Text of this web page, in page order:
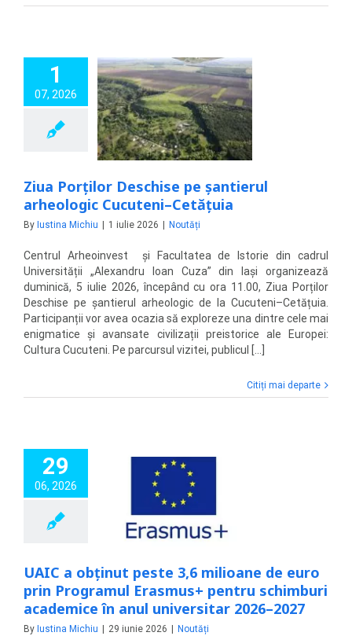
1
07, 2026
Deschise pe
arheologic
Ziua Porților Deschise pe șantierul
arheologic Cucuteni–Cetățuia
By Iustina Michiu | 1 iulie 2026 | Noutăți
Centrul Arheoinvest și Facultatea de Istorie din cadrul
Universității „Alexandru Ioan Cuza” din Iași organizează
duminică, 5 iulie 2026, începând cu ora 11.00, Ziua Porților
Deschise pe șantierul arheologic de la Cucuteni–Cetățuia.
Participanții vor avea ocazia să exploreze una dintre cele mai
enigmatice și avansate civilizații preistorice ale Europei:
Cultura Cucuteni. Pe parcursul vizitei, publicul [...]
Citiți mai departe
29
06, 2026
peste 3,6
de euro prin
Erasmus+
schimburi
în anul
UAIC a obținut peste 3,6 milioane de euro
prin Programul Erasmus+ pentru schimburi
academice în anul universitar 2026–2027
By Iustina Michiu 29 iunie 2026 Noutăți